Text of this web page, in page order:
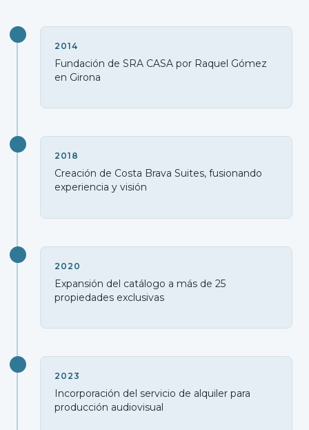
2014
Fundación de SRA CASA por Raquel Gómez
en Girona
2018
Creación de Costa Brava Suites, fusionando
experiencia y visión
2020
Expansión del catálogo a más de 25
propiedades exclusivas
2023
Incorporación del servicio de alquiler para
producción audiovisual